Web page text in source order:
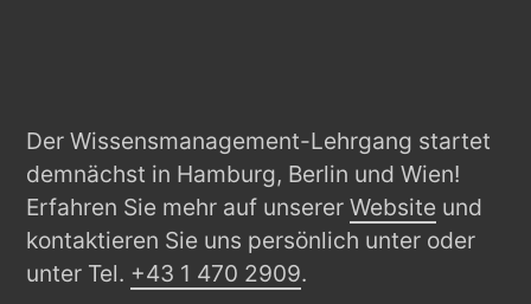
Der Wissensmanagement-Lehrgang startet
demnächst in Hamburg, Berlin und Wien!
Erfahren Sie mehr auf unsererWebsite und
kontaktieren Sie uns persönlich unter oder
unter Tel. +43 1 470 2909.